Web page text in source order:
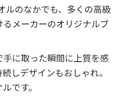
ルのなかでも、多くの高級
メーカーのオリジナルブ
に取った瞬間に上質を感
しデザインもおしゃれ。
です。